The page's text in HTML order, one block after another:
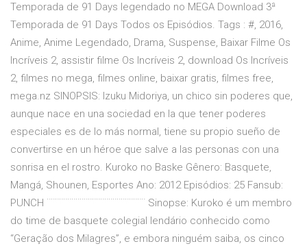
Temporada de 91 Days legendado no MEGA Download 3ª
Temporada de 91 Days Todos os Episódios. Tags : #, 2016,
Anime, Anime Legendado, Drama, Suspense, Baixar Filme Os
Incríveis 2, assistir filme Os Incríveis 2, download Os Incríveis
2, filmes no mega, filmes online, baixar gratis, filmes free,
mega.nz SINOPSIS: Izuku Midoriya, un chico sin poderes que,
aunque nace en una sociedad en la que tener poderes
especiales es de lo más normal, tiene su propio sueño de
convertirse en un héroe que salve a las personas con una
sonrisa en el rostro. Kuroko no Baske Gênero: Basquete,
Mangá, Shounen, Esportes Ano: 2012 Episódios: 25 Fansub:
PUNCH ¨¨¨¨¨¨¨¨¨¨¨¨¨¨¨¨¨¨¨¨¨¨¨¨ Sinopse: Kuroko é um membro
do time de basquete colegial lendário conhecido como
“Geração dos Milagres”, e embora ninguém saiba, os cinco